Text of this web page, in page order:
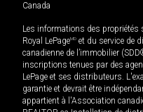
Canada
Les informations des
Royal LePageMD et du service de
canadienne de l’immobilier
inscriptions tenues par des
LePage et ses distributeurs.
garantie et devrait être
appartient à l'Association